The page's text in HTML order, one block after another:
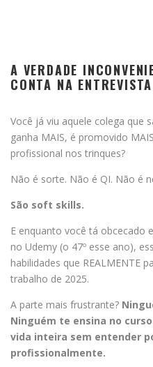
A VERDADE
CONTA NA ENTREVISTA
Você já viu aquele colega que
ganha MAIS, é promovido
profissional nos trinques?
Não é sorte. Não é QI. Não é
São soft skills.
E enquanto você tá obcecado
no Udemy (o 47º esse ano),
habilidades que REALMENTE
trabalho de 2025.
A parte mais frustrante?
Ninguém te ensina no
vida inteira sem entender
profissionalmente.